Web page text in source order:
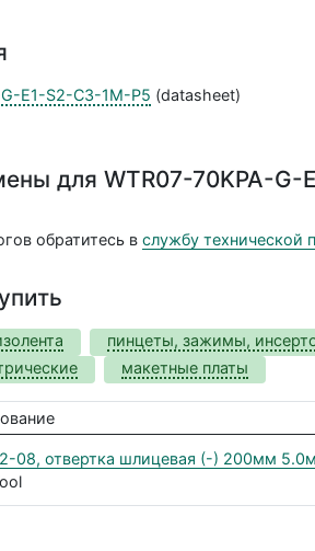
E1-S2-C3-1M-P5 (datasheet)
для WTR07-70KPA-G-
обратитесь вслужбу технической
пинцеты, зажимы,
макетные платы
08, отвертка шлицевая (-) 200мм